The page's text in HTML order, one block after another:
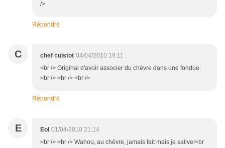
/>
Répondre
C chef cuistot 04/04/2010 19:11
<br /> Original d'avoir associer du chèvre dans une fondue.
<br /> <br /> <br />
Répondre
E Eol 01/04/2010 21:14
<br /> <br /> Wahou, au chèvre, jamais fait mais je salive!<br